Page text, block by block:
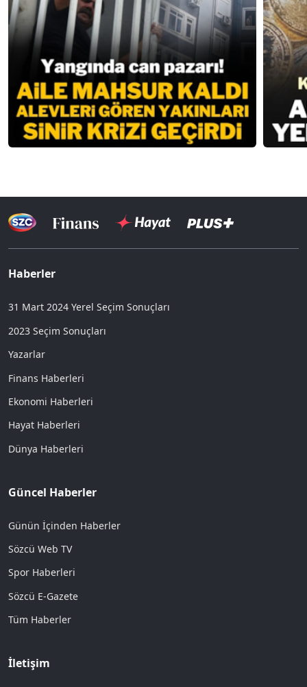
Haberler
31 Mart 2024 Yerel Seçim Sonuçları
2023 Seçim Sonuçları
Yazarlar
Finans Haberleri
Ekonomi Haberleri
Hayat Haberleri
Dünya Haberleri
Güncel Haberler
Günün İçinden Haberler
Sözcü Web TV
Spor Haberleri
Sözcü E-Gazete
Tüm Haberler
İletişim